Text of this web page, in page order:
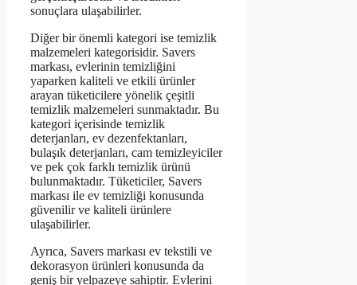
sonuçlara ulaşabilirler.
Diğer bir önemli kategori ise temizlik
malzemeleri kategorisidir. Savers
markası, evlerinin temizliğini
yaparken kaliteli ve etkili ürünler
arayan tüketicilere yönelik çeşitli
temizlik malzemeleri sunmaktadır. Bu
kategori içerisinde temizlik
deterjanları, ev dezenfektanları,
bulaşık deterjanları, cam temizleyiciler
ve pek çok farklı temizlik ürünü
bulunmaktadır. Tüketiciler, Savers
markası ile ev temizliği konusunda
güvenilir ve kaliteli ürünlere
ulaşabilirler.
Ayrıca, Savers markası ev tekstili ve
dekorasyon ürünleri konusunda da
geniş bir yelpazeye sahiptir. Evlerini